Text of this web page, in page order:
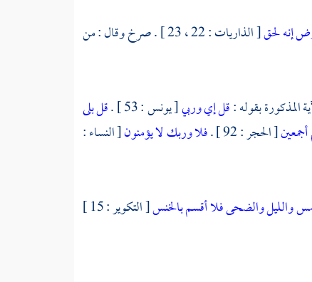
إنه لحق
[ الذاريات : 22 ، 23 ] . صرخ وقال : من
المذكورة بقوله :قل إي وربي[ يونس : 53 ] .
قل بلى
[ الحجر : 92 ] . فلا وربك لا يؤمنون[ النساء :
والليلوالضحىفلا أقسم بالخنس
[ التكوير : 15 ]